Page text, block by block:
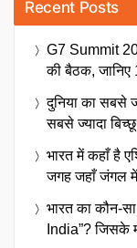
Recent Posts
G7 Summit
की बैठक,
दुनिया का सबसे
सबसे ज्यादा बिच्छू
भारत में कहाँ है
जगह जहाँ जंगल
भारत का कौन-
India”? जिसके